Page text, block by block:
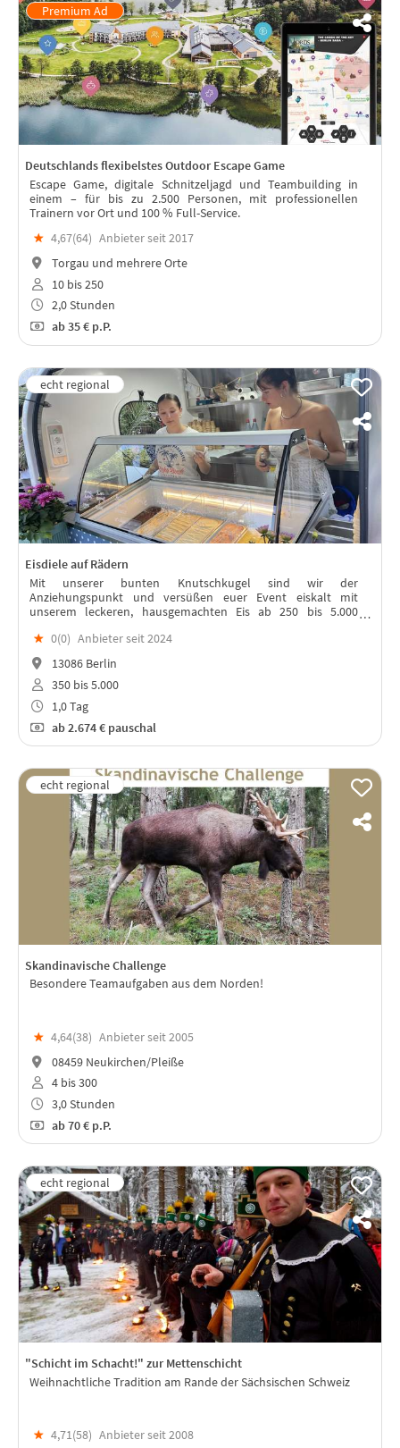
Deutschlands flexibelstes Outdoor Escape Game
Escape Game, digitale Schnitzeljagd und Teambuilding in
einem – für bis zu 2.500 Personen, mit professionellen
Trainern vor Ort und 100 % Full-Service.
★ 4,67(64) Anbieter seit 2017
Torgau und mehrere Orte
10 bis 250
2,0 Stunden
ab35 € p.P.
Eisdiele auf Rädern
Mit unserer bunten Knutschkugel sind wir der
Anziehungspunkt und versüßen euer Event eiskalt mit
unserem leckeren, hausgemachten Eis ab 250 bis 5.000
★ 0(0) Anbieter seit 2024
13086 Berlin
350 bis 5.000
1,0 Tag
ab2.674 € pauschal
Skandinavische Challenge
Besondere Teamaufgaben aus dem Norden!
★ 4,64(38) Anbieter seit 2005
08459 Neukirchen/Pleiße
4 bis 300
3,0 Stunden
ab70 € p.P.
"Schicht im Schacht!" zur Mettenschicht
Weihnachtliche Tradition am Rande der Sächsischen Schweiz
★ 4,71(58) Anbieter seit 2008